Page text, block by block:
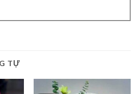
TỰ